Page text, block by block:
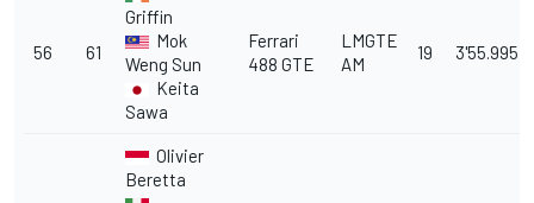
56 61
Griffin
Mok
Weng Sun
Keita
Sawa
Ferrari
488 GTE
LMGTE
AM
19 3'55.995
Olivier
Beretta